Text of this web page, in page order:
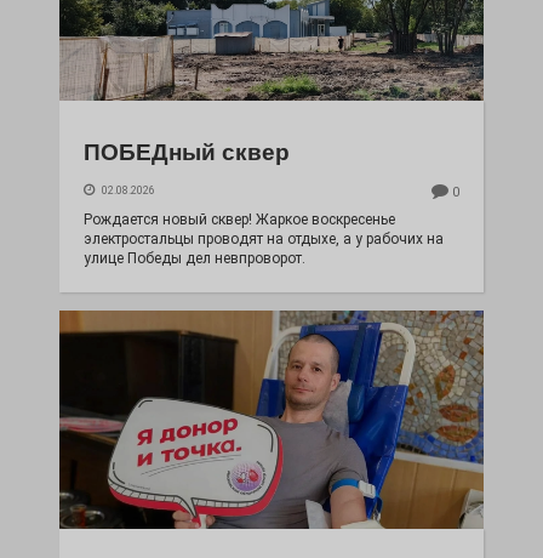
ПОБЕДный сквер
02.08.2026 0
Рождается новый сквер! Жаркое воскресенье
электростальцы проводят на отдыхе, а у рабочих на
улице Победы дел невпроворот.